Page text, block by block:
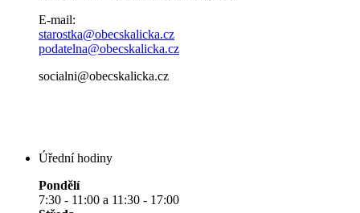
E-mail:
starostka@obecskalicka.cz
podatelna@obecskalicka.cz
socialni@obecskalicka.cz
Úřední hodiny
Pondělí
7:30 - 11:00 a 11:30 - 17:00